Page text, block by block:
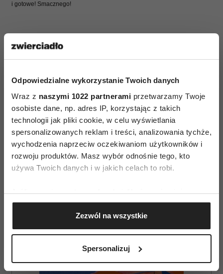
Odpowiedzialne wykorzystanie Twoich danych
Wraz z naszymi 1022 partnerami przetwarzamy Twoje
osobiste dane, np. adres IP, korzystając z takich
technologii jak pliki cookie, w celu wyświetlania
spersonalizowanych reklam i treści, analizowania tychże,
wychodzenia naprzeciw oczekiwaniom użytkowników i
rozwoju produktów. Masz wybór odnośnie tego, kto
używa Twoich danych i w jakich celach to robi.
Jeśli wyrazisz na to zgodę, chcielibyśmy również:
Gromadzić dane dotyczące Twojej lokalizacji
geograficznej z dokładnością nawet do kilku metrów
Identyfikować Twoje urządzenie, aktywnie
(fingerprinting, czyli wirtualny odcisk palca)
Zezwól na wszystkie
Spersonalizuj
i gotowe! Smacznego!